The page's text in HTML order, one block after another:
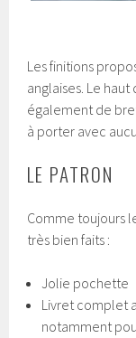
Les finitions
anglaises. Le
également de
à porter avec
LE PATRON
Comme toujours
très bien faits :
Jolie pochette
Livret complet
notamment